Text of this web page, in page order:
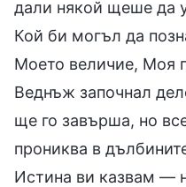
дали някой щеше да
Кой би могъл да
Моето величие, Моя
Веднъж започнал
ще го завърша, но
прониква в
Истина ви казвам —